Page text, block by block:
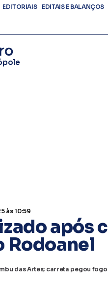
EDITORIAIS EDITAIS E BALANÇOS
às 10:59
após
Rodoanel
das Artes; carreta pegou